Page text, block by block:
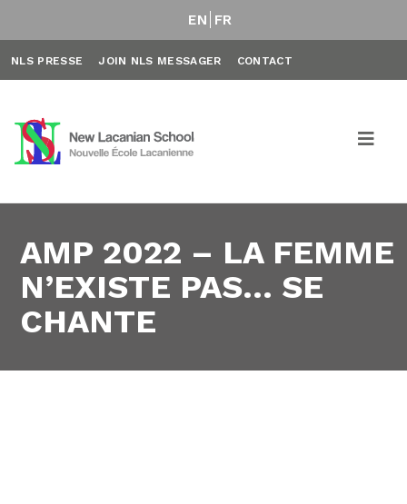
EN FR
NLS PRESSE JOIN NLS MESSAGER CONTACT
AMP 2022 – LA FEMME
N’EXISTE PAS… SE
CHANTE